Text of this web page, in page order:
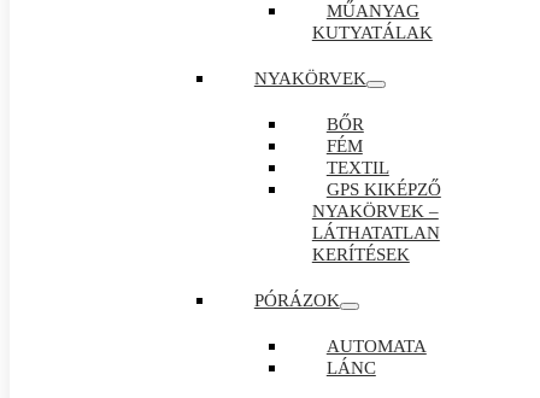
MŰANYAG
KUTYATÁLAK
NYAKÖRVEK
BŐR
FÉM
TEXTIL
GPS KIKÉPZŐ
NYAKÖRVEK –
LÁTHATATLAN
KERÍTÉSEK
PÓRÁZOK
AUTOMATA
LÁNC